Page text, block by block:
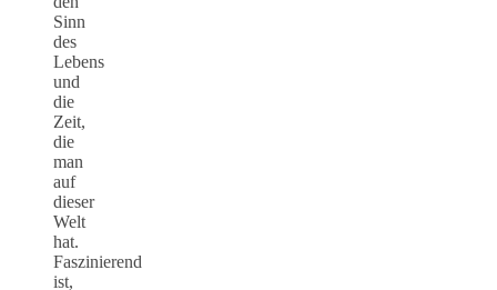
Sinn
des
Lebens
und
die
Zeit,
die
man
auf
dieser
Welt
hat.
Faszinierend
ist,